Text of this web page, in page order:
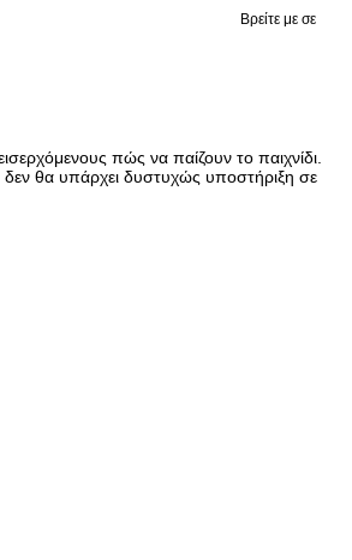
Βρείτε με σε
πώς να παίζουν το παιχνίδι.
δεν θα υπάρχει δυστυχώς υποστήριξη σε